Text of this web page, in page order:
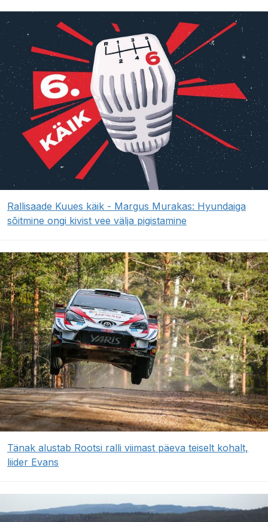
Rallisaade Kuues käik - Margus Murakas: Hyundaiga
sõitmine ongi kivist vee välja pigistamine
Tänak alustab Rootsi ralli viimast päeva teiselt kohalt,
liider Evans